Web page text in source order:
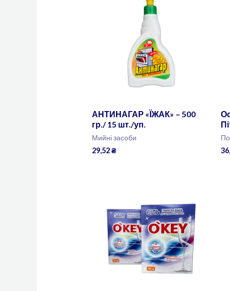
АНТИНАГАР «ЇЖАК» – 500
гр./ 15 шт./уп.
Мийні засоби
29,52₴